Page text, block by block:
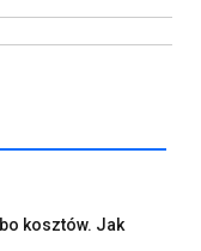
kosztów. Jak